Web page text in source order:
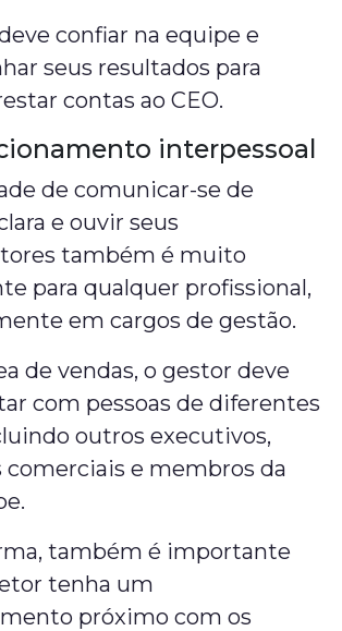
confiar na equipe e
seus resultados para
contas ao CEO.
interpessoal
de comunicar-se de
e ouvir seus
também é muito
para qualquer profissional,
em cargos de gestão.
de vendas, o gestor deve
com pessoas de diferentes
outros executivos,
comerciais e membros da
também é importante
tenha um
próximo com os